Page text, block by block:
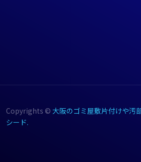
Copyrights © 大阪のゴミ屋敷片付けや汚
シード.